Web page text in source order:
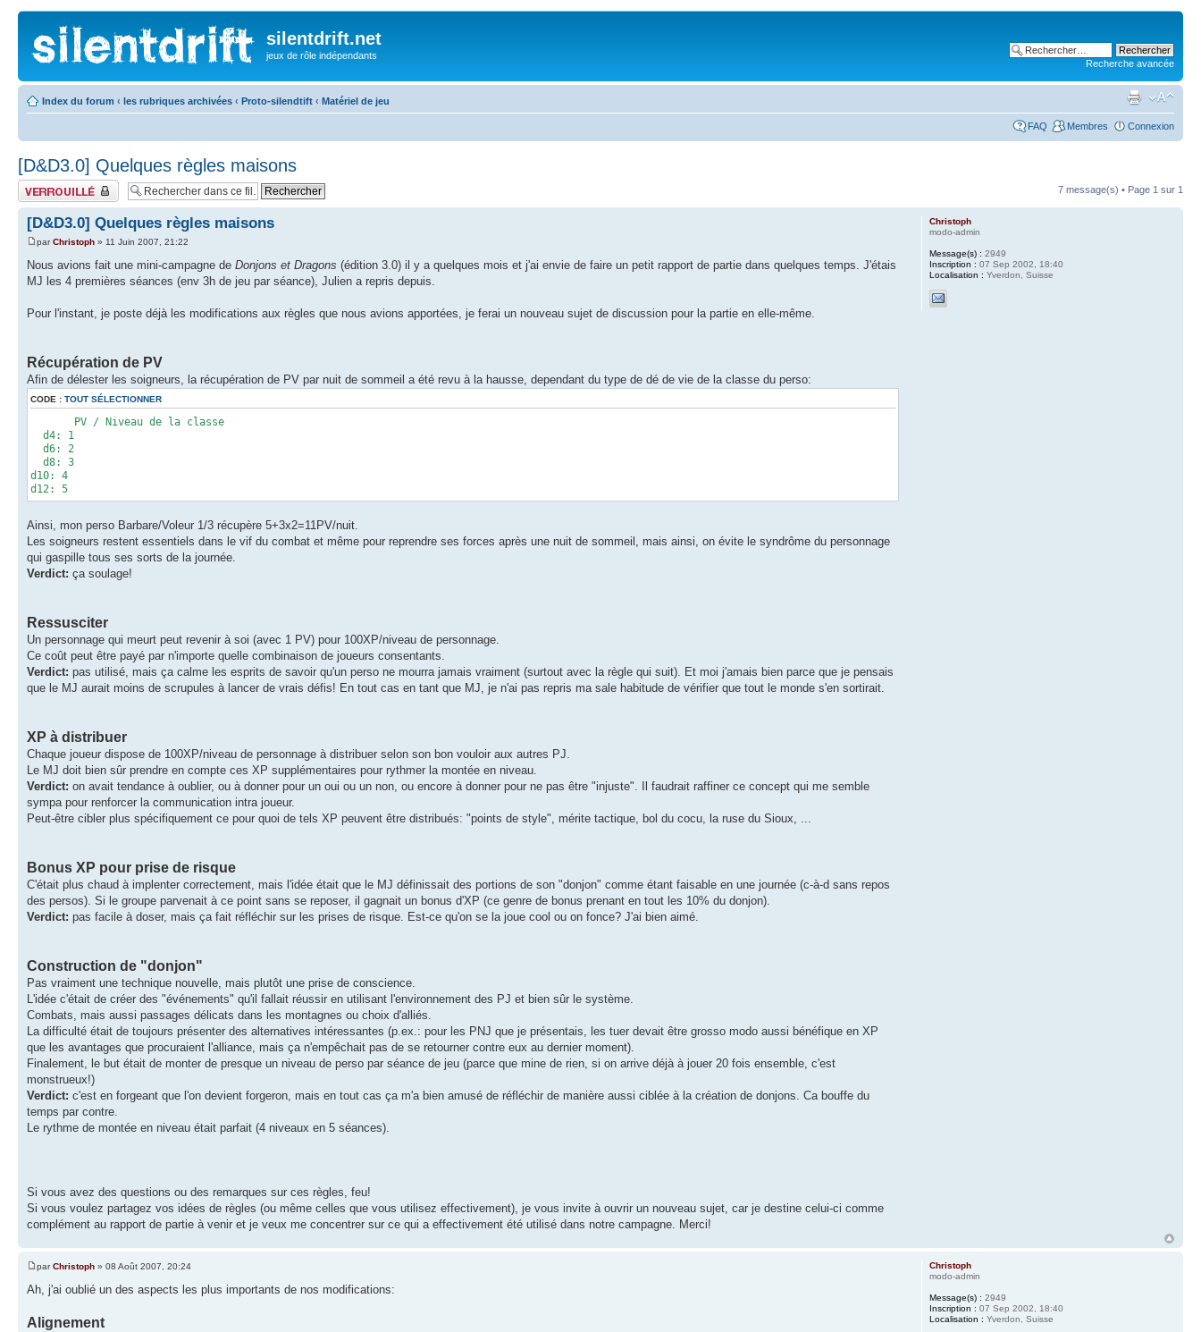
silentdrift.net
jeux de rôle indépendants
Recherche avancée
Index du forum ‹ les rubriques archivées ‹ Proto-silendtift ‹ Matériel de jeu
FAQ Membres Connexion
[D&D3.0] Quelques règles maisons
Fil verrouillé 7 message(s) • Page 1 sur 1
[D&D3.0] Quelques règles maisons
parChristoph » 11 Juin 2007, 21:22
Nous avions fait une mini-campagne de Donjons et Dragons (édition 3.0) il y a quelques mois et j'ai envie de faire un petit rapport de partie dans quelques temps. J'étais
MJ les 4 premières séances (env 3h de jeu par séance), Julien a repris depuis.
Pour l'instant, je poste déjà les modifications aux règles que nous avions apportées, je ferai un nouveau sujet de discussion pour la partie en elle-même.
Récupération de PV
Afin de délester les soigneurs, la récupération de PV par nuit de sommeil a été revu à la hausse, dependant du type de dé de vie de la classe du perso:
CODE : TOUT SÉLECTIONNER
PV / Niveau de la classe
d4: 1
d6: 2
d8: 3
d10: 4
d12: 5
Ainsi, mon perso Barbare/Voleur 1/3 récupère 5+3x2=11PV/nuit.
Les soigneurs restent essentiels dans le vif du combat et même pour reprendre ses forces après une nuit de sommeil, mais ainsi, on évite le syndrôme du personnage
qui gaspille tous ses sorts de la journée.
Verdict: ça soulage!
Ressusciter
Un personnage qui meurt peut revenir à soi (avec 1 PV) pour 100XP/niveau de personnage.
Ce coût peut être payé par n'importe quelle combinaison de joueurs consentants.
Verdict: pas utilisé, mais ça calme les esprits de savoir qu'un perso ne mourra jamais vraiment (surtout avec la règle qui suit). Et moi j'amais bien parce que je pensais
que le MJ aurait moins de scrupules à lancer de vrais défis! En tout cas en tant que MJ, je n'ai pas repris ma sale habitude de vérifier que tout le monde s'en sortirait.
XP à distribuer
Chaque joueur dispose de 100XP/niveau de personnage à distribuer selon son bon vouloir aux autres PJ.
Le MJ doit bien sûr prendre en compte ces XP supplémentaires pour rythmer la montée en niveau.
Verdict: on avait tendance à oublier, ou à donner pour un oui ou un non, ou encore à donner pour ne pas être "injuste". Il faudrait raffiner ce concept qui me semble
sympa pour renforcer la communication intra joueur.
Peut-être cibler plus spécifiquement ce pour quoi de tels XP peuvent être distribués: "points de style", mérite tactique, bol du cocu, la ruse du Sioux, ...
Bonus XP pour prise de risque
C'était plus chaud à implenter correctement, mais l'idée était que le MJ définissait des portions de son "donjon" comme étant faisable en une journée (c-à-d sans repos
des persos). Si le groupe parvenait à ce point sans se reposer, il gagnait un bonus d'XP (ce genre de bonus prenant en tout les 10% du donjon).
Verdict: pas facile à doser, mais ça fait réfléchir sur les prises de risque. Est-ce qu'on se la joue cool ou on fonce? J'ai bien aimé.
Construction de "donjon"
Pas vraiment une technique nouvelle, mais plutôt une prise de conscience.
L'idée c'était de créer des "événements" qu'il fallait réussir en utilisant l'environnement des PJ et bien sûr le système.
Combats, mais aussi passages délicats dans les montagnes ou choix d'alliés.
La difficulté était de toujours présenter des alternatives intéressantes (p.ex.: pour les PNJ que je présentais, les tuer devait être grosso modo aussi bénéfique en XP
que les avantages que procuraient l'alliance, mais ça n'empêchait pas de se retourner contre eux au dernier moment).
Finalement, le but était de monter de presque un niveau de perso par séance de jeu (parce que mine de rien, si on arrive déjà à jouer 20 fois ensemble, c'est
monstrueux!)
Verdict: c'est en forgeant que l'on devient forgeron, mais en tout cas ça m'a bien amusé de réfléchir de manière aussi ciblée à la création de donjons. Ca bouffe du
temps par contre.
Le rythme de montée en niveau était parfait (4 niveaux en 5 séances).
Si vous avez des questions ou des remarques sur ces règles, feu!
Si vous voulez partagez vos idées de règles (ou même celles que vous utilisez effectivement), je vous invite à ouvrir un nouveau sujet, car je destine celui-ci comme
complément au rapport de partie à venir et je veux me concentrer sur ce qui a effectivement été utilisé dans notre campagne. Merci!
Christoph
modo-admin
Message(s) : 2949
Inscription : 07 Sep 2002, 18:40
Localisation : Yverdon, Suisse
parChristoph » 08 Août 2007, 20:24
Ah, j'ai oublié un des aspects les plus importants de nos modifications:
Alignement
Christoph
modo-admin
Message(s) : 2949
Inscription : 07 Sep 2002, 18:40
Localisation : Yverdon, Suisse